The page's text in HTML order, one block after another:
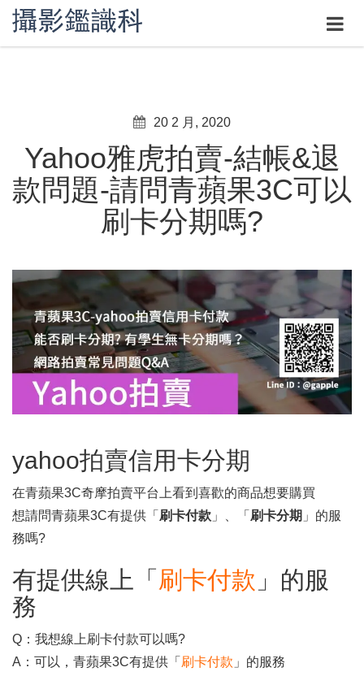
20 2 月, 2020
Yahoo雅虎拍賣-結帳&退
款問題-請問青蘋果3C可以
刷卡分期嗎?
yahoo拍賣信用卡分期
在青蘋果3C奇摩拍賣平台上看到喜歡的商品想要購買
想請問青蘋果3C有提供「 刷卡付款 」、「 刷卡分期 」的服
務嗎?
有提供線上「 刷卡付款 」的服
務
Q：我想線上刷卡付款可以嗎?
A：可以，青蘋果3C有提供「 刷卡付款 」的服務